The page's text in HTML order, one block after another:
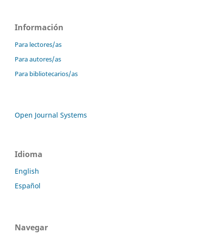
Información
Para lectores/as
Para autores/as
Para bibliotecarios/as
Open Journal Systems
Idioma
English
Español
Navegar